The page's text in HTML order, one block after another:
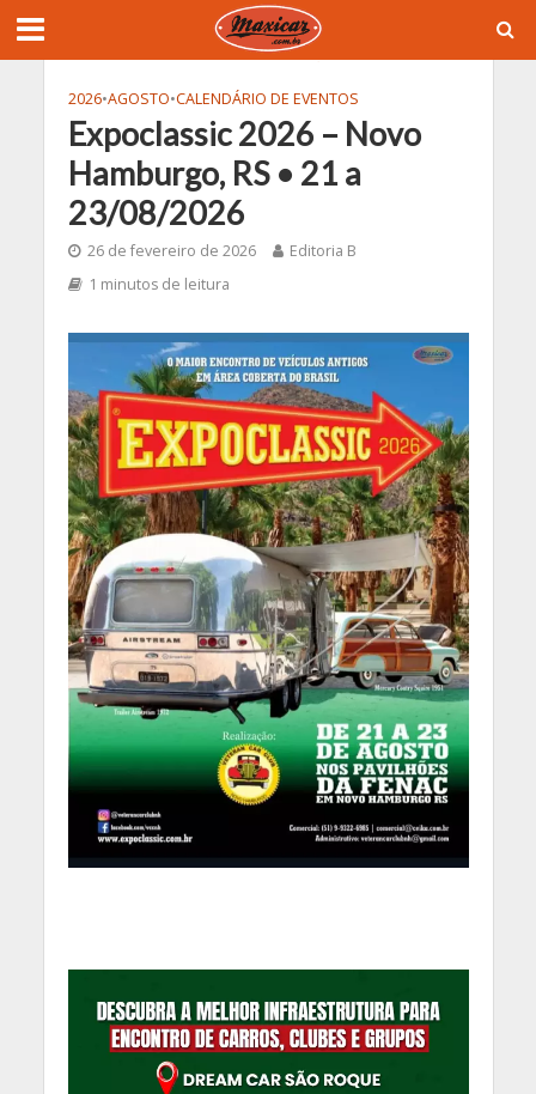
2026•AGOSTO•CALENDÁRIO DE EVENTOS
Expoclassic 2026 – Novo
Hamburgo, RS • 21 a
23/08/2026
26 de fevereiro de 2026
Editoria B
1 minutos de leitura